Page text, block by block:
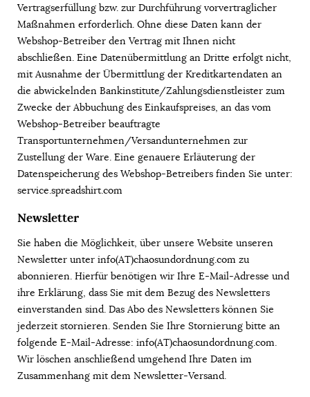
Vertragserfüllung bzw. zur Durchführung vorvertraglicher
Maßnahmen erforderlich. Ohne diese Daten kann der
Webshop-Betreiber den Vertrag mit Ihnen nicht
abschließen. Eine Datenübermittlung an Dritte erfolgt nicht,
mit Ausnahme der Übermittlung der Kreditkartendaten an
die abwickelnden Bankinstitute/Zahlungsdienstleister zum
Zwecke der Abbuchung des Einkaufspreises, an das vom
Webshop-Betreiber beauftragte
Transportunternehmen/Versandunternehmen zur
Zustellung der Ware. Eine genauere Erläuterung der
Datenspeicherung des Webshop-Betreibers finden Sie unter:
service.spreadshirt.com
Newsletter
Sie haben die Möglichkeit, über unsere Website unseren
Newsletter unter info(AT)chaosundordnung.com zu
abonnieren. Hierfür benötigen wir Ihre E-Mail-Adresse und
ihre Erklärung, dass Sie mit dem Bezug des Newsletters
einverstanden sind. Das Abo des Newsletters können Sie
jederzeit stornieren. Senden Sie Ihre Stornierung bitte an
folgende E-Mail-Adresse: info(AT)chaosundordnung.com.
Wir löschen anschließend umgehend Ihre Daten im
Zusammenhang mit dem Newsletter-Versand.